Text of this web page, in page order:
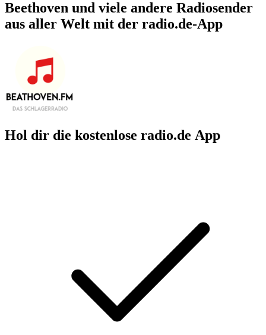
Beethoven und viele andere Radiosender
aus aller Welt mit der radio.de-App
Hol dir die kostenlose radio.de App